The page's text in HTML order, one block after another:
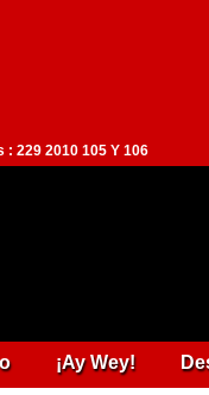
: 229 2010 105 Y 106
¡Ay Wey!